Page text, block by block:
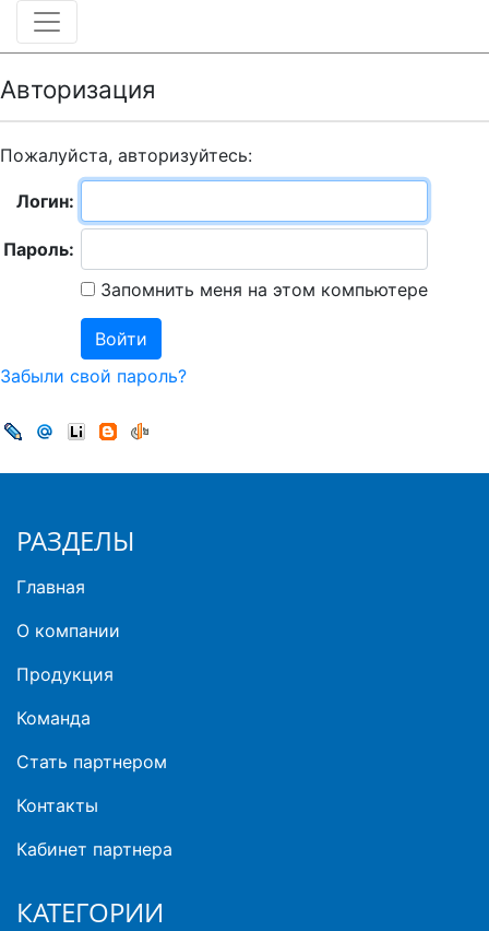
Авторизация
Пожалуйста, авторизуйтесь:
Логин:
Пароль:
Запомнить меня на этом компьютере
Забыли свой пароль?
РАЗДЕЛЫ
Главная
О компании
Продукция
Команда
Стать партнером
Контакты
Кабинет партнера
КАТЕГОРИИ